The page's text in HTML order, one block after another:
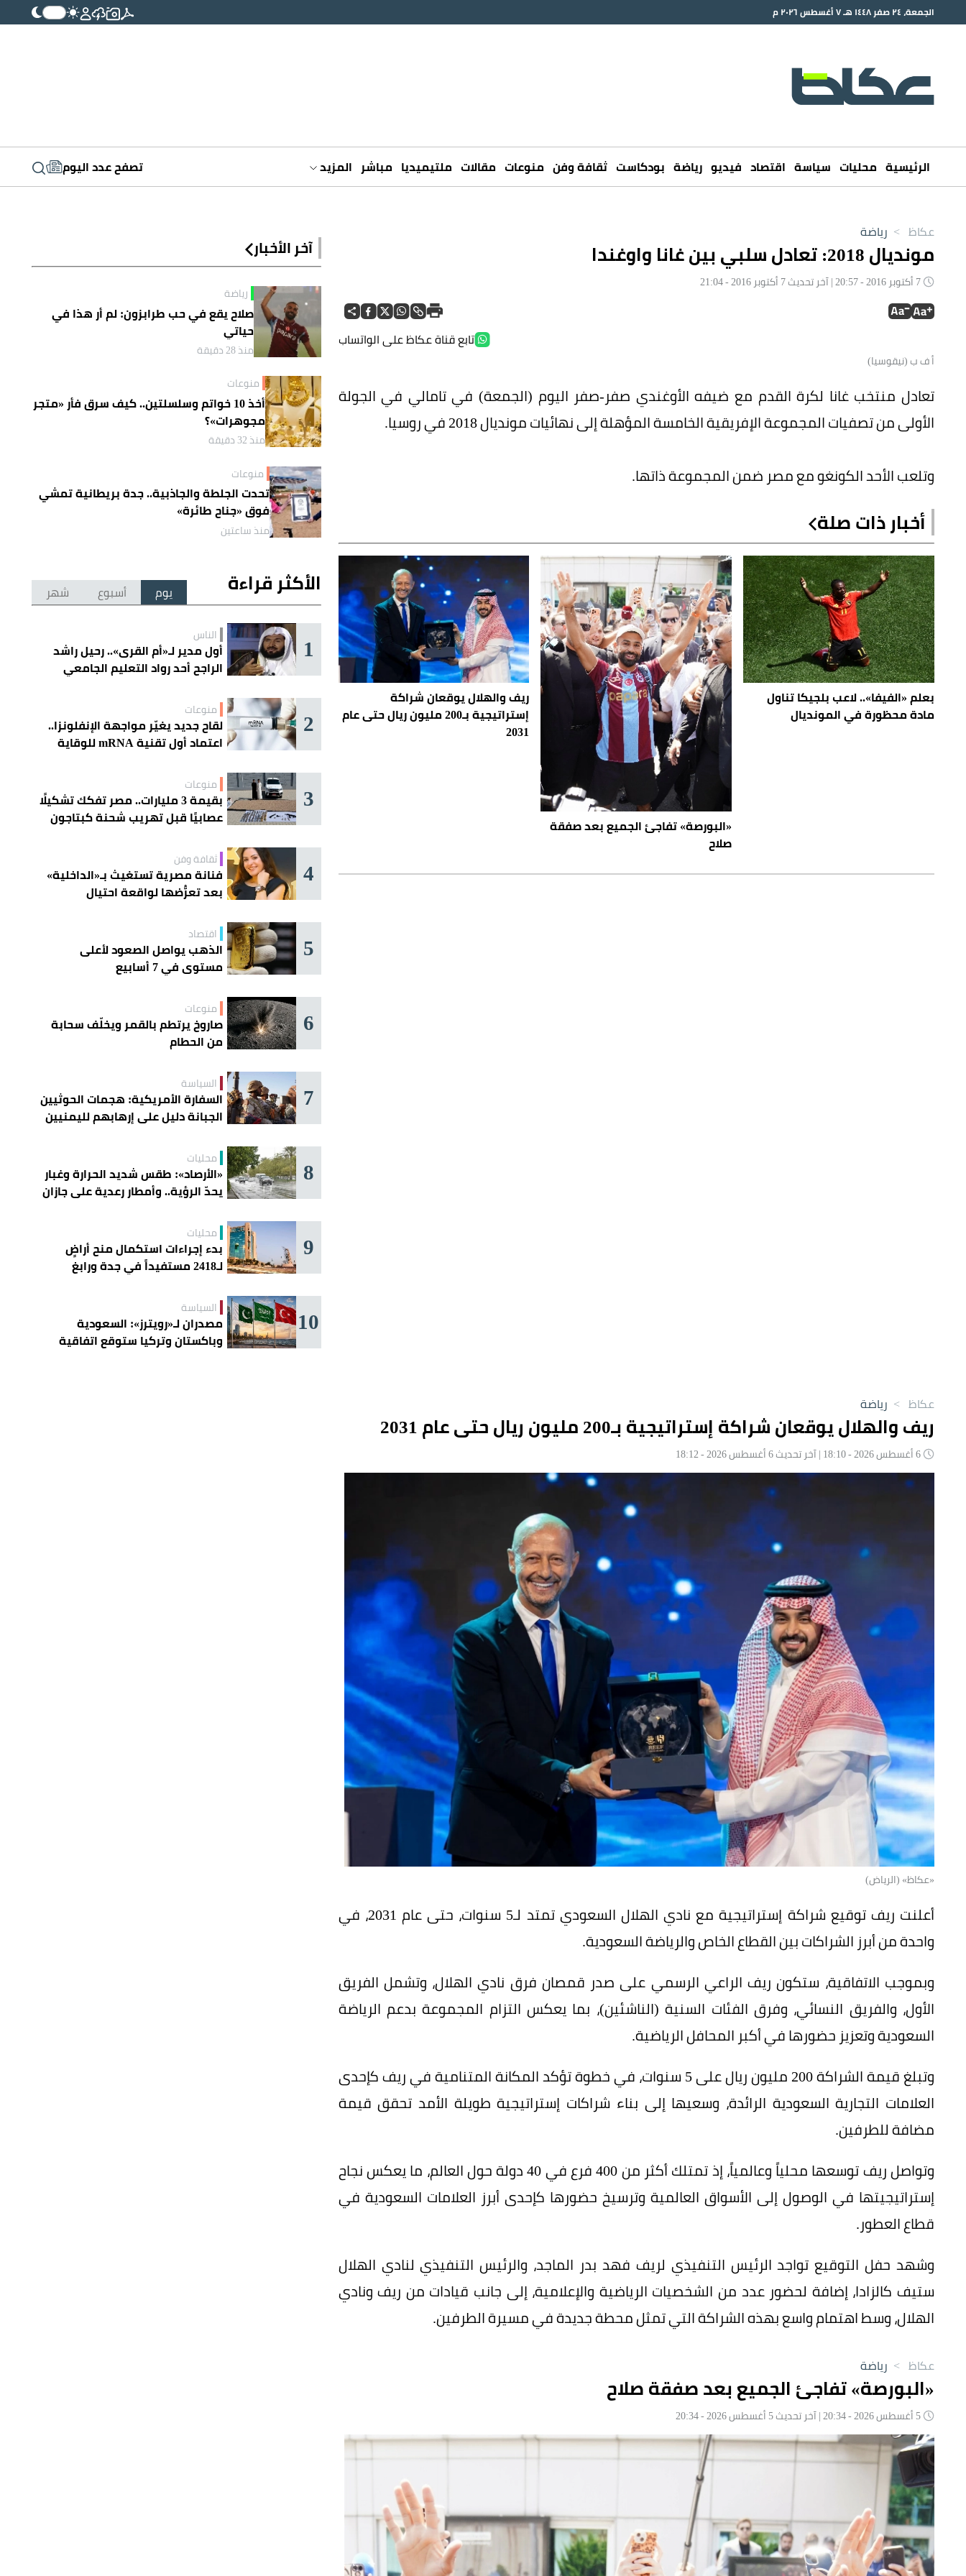
الجمعة، ٢٤ صفر ١٤٤٨ هـ ٧ أغسطس ٢٠٢٦ م
الرئيسية محليات سياسة اقتصاد فيديو رياضة بودكاست ثقافة وفن منوعات مقالات ملتيميديا مباشر المزيد تصفح عدد اليوم
عكاظ > رياضة
مونديال 2018: تعادل سلبي بين غانا واوغندا
تابع قناة عكاظ على الواتساب
أ ف ب (نيقوسيا)
تعادل منتخب غانا لكرة القدم مع ضيفه الأوغندي صفر-صفر اليوم (الجمعة) في تامالي في الجولة
الأولى من تصفيات المجموعة الإفريقية الخامسة المؤهلة إلى نهائيات مونديال 2018 في روسيا.
وتلعب الأحد الكونغو مع مصر ضمن المجموعة ذاتها.
أخبار ذات صلة
بعلم «الفيفا».. لاعب بلجيكا تناول
مادة محظورة في المونديال
«البورصة» تفاجئ الجميع بعد صفقة
صلاح
ريف والهلال يوقعان شراكة
إستراتيجية بـ200 مليون ريال حتى عام
2031
آخر الأخبار
رياضة
صلاح يقع في حب طرابزون: لم أر هذا في
حياتي
منذ 28 دقيقة
منوعات
أخذ 10 خواتم وسلسلتين.. كيف سرق فأر «متجر
مجوهرات»؟
منذ 32 دقيقة
منوعات
تحدت الجلطة والجاذبية.. جدة بريطانية تمشي
فوق «جناح طائرة»
منذ ساعتين
الأكثر قراءة يوم أسبوع شهر
1 الناس
أول مدير لـ«أم القرى».. رحيل راشد
الراجح أحد رواد التعليم الجامعي
2 منوعات
لقاح جديد يغيّر مواجهة الإنفلونزا..
اعتماد أول تقنية mRNA للوقاية
3 منوعات
بقيمة 3 مليارات.. مصر تفكك تشكيلًا
عصابيًا قبل تهريب شحنة كبتاجون
4 ثقافة وفن
فنانة مصرية تستغيث بـ«الداخلية»
بعد تعرُّضها لواقعة احتيال
5 اقتصاد
الذهب يواصل الصعود لأعلى
مستوى في 7 أسابيع
6 منوعات
صاروخ يرتطم بالقمر ويخلّف سحابة
من الحطام
7 السياسة
السفارة الأمريكية: هجمات الحوثيين
الجبانة دليل على إرهابهم لليمنيين
8 محليات
«الأرصاد»: طقس شديد الحرارة وغبار
يحدّ الرؤية.. وأمطار رعدية على جازان
9 محليات
بدء إجراءات استكمال منح أراضٍ
لـ2418 مستفيداً في جدة ورابغ
10 السياسة
مصدران لـ«رويترز»: السعودية
وباكستان وتركيا ستوقع اتفاقية
عكاظ > رياضة
ريف والهلال يوقعان شراكة إستراتيجية بـ200 مليون ريال حتى عام 2031
«عكاظ» (الرياض)
أعلنت ريف توقيع شراكة إستراتيجية مع نادي الهلال السعودي تمتد لـ5 سنوات، حتى عام 2031، في
واحدة من أبرز الشراكات بين القطاع الخاص والرياضة السعودية.
وبموجب الاتفاقية، ستكون ريف الراعي الرسمي على صدر قمصان فرق نادي الهلال، وتشمل الفريق
الأول، والفريق النسائي، وفرق الفئات السنية (الناشئين)، بما يعكس التزام المجموعة بدعم الرياضة
السعودية وتعزيز حضورها في أكبر المحافل الرياضية.
وتبلغ قيمة الشراكة 200 مليون ريال على 5 سنوات، في خطوة تؤكد المكانة المتنامية في ريف كإحدى
العلامات التجارية السعودية الرائدة، وسعيها إلى بناء شراكات إستراتيجية طويلة الأمد تحقق قيمة
مضافة للطرفين.
وتواصل ريف توسعها محلياً وعالمياً، إذ تمتلك أكثر من 400 فرع في 40 دولة حول العالم، ما يعكس نجاح
إستراتيجيتها في الوصول إلى الأسواق العالمية وترسيخ حضورها كإحدى أبرز العلامات السعودية في
قطاع العطور.
وشهد حفل التوقيع تواجد الرئيس التنفيذي لريف فهد بدر الماجد، والرئيس التنفيذي لنادي الهلال
ستيف كالزادا، إضافة لحضور عدد من الشخصيات الرياضية والإعلامية، إلى جانب قيادات من ريف ونادي
الهلال، وسط اهتمام واسع بهذه الشراكة التي تمثل محطة جديدة في مسيرة الطرفين.
عكاظ > رياضة
«البورصة» تفاجئ الجميع بعد صفقة صلاح